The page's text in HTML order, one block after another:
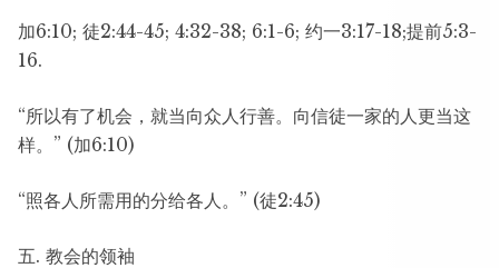
加6:10; 徒2:44-45; 4:32-38; 6:1-6; 约一3:17-18;提前5:3-
16.
“所以有了机会，就当向众人行善。向信徒一家的人更当这
样。” (加6:10)
“照各人所需用的分给各人。” (徒2:45)
五. 教会的领袖